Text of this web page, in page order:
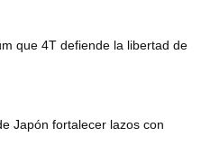
que 4T defiende la libertad de
Japón fortalecer lazos con